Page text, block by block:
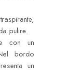
pulire.
con un
bordo
un